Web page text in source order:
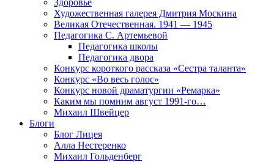
Здоровье
Художественная галерея Дмитрия Москина
Великая Отечественная. 1941 — 1945
Педагогика С. Артемьевой
Педагогика школы
Педагогика двора
Конкурс короткого рассказа «Сестра таланта»
Конкурс «Во весь голос»
Конкурс новой драматургии «Ремарка»
Каким мы помним август 1991-го…
Михаил Швейцер
Блоги
Блог Лицея
Алла Нестеренко
Михаил Гольденберг